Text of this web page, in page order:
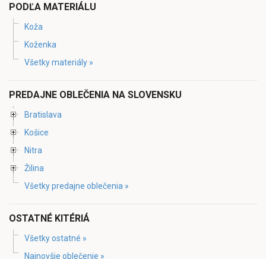
PODĽA MATERIÁLU
Koža
Koženka
Všetky materiály »
PREDAJNE OBLEČENIA NA SLOVENSKU
Bratislava
Košice
Nitra
Žilina
Všetky predajne oblečenia »
OSTATNÉ KITÉRIÁ
Všetky ostatné »
Najnovšie oblečenie »